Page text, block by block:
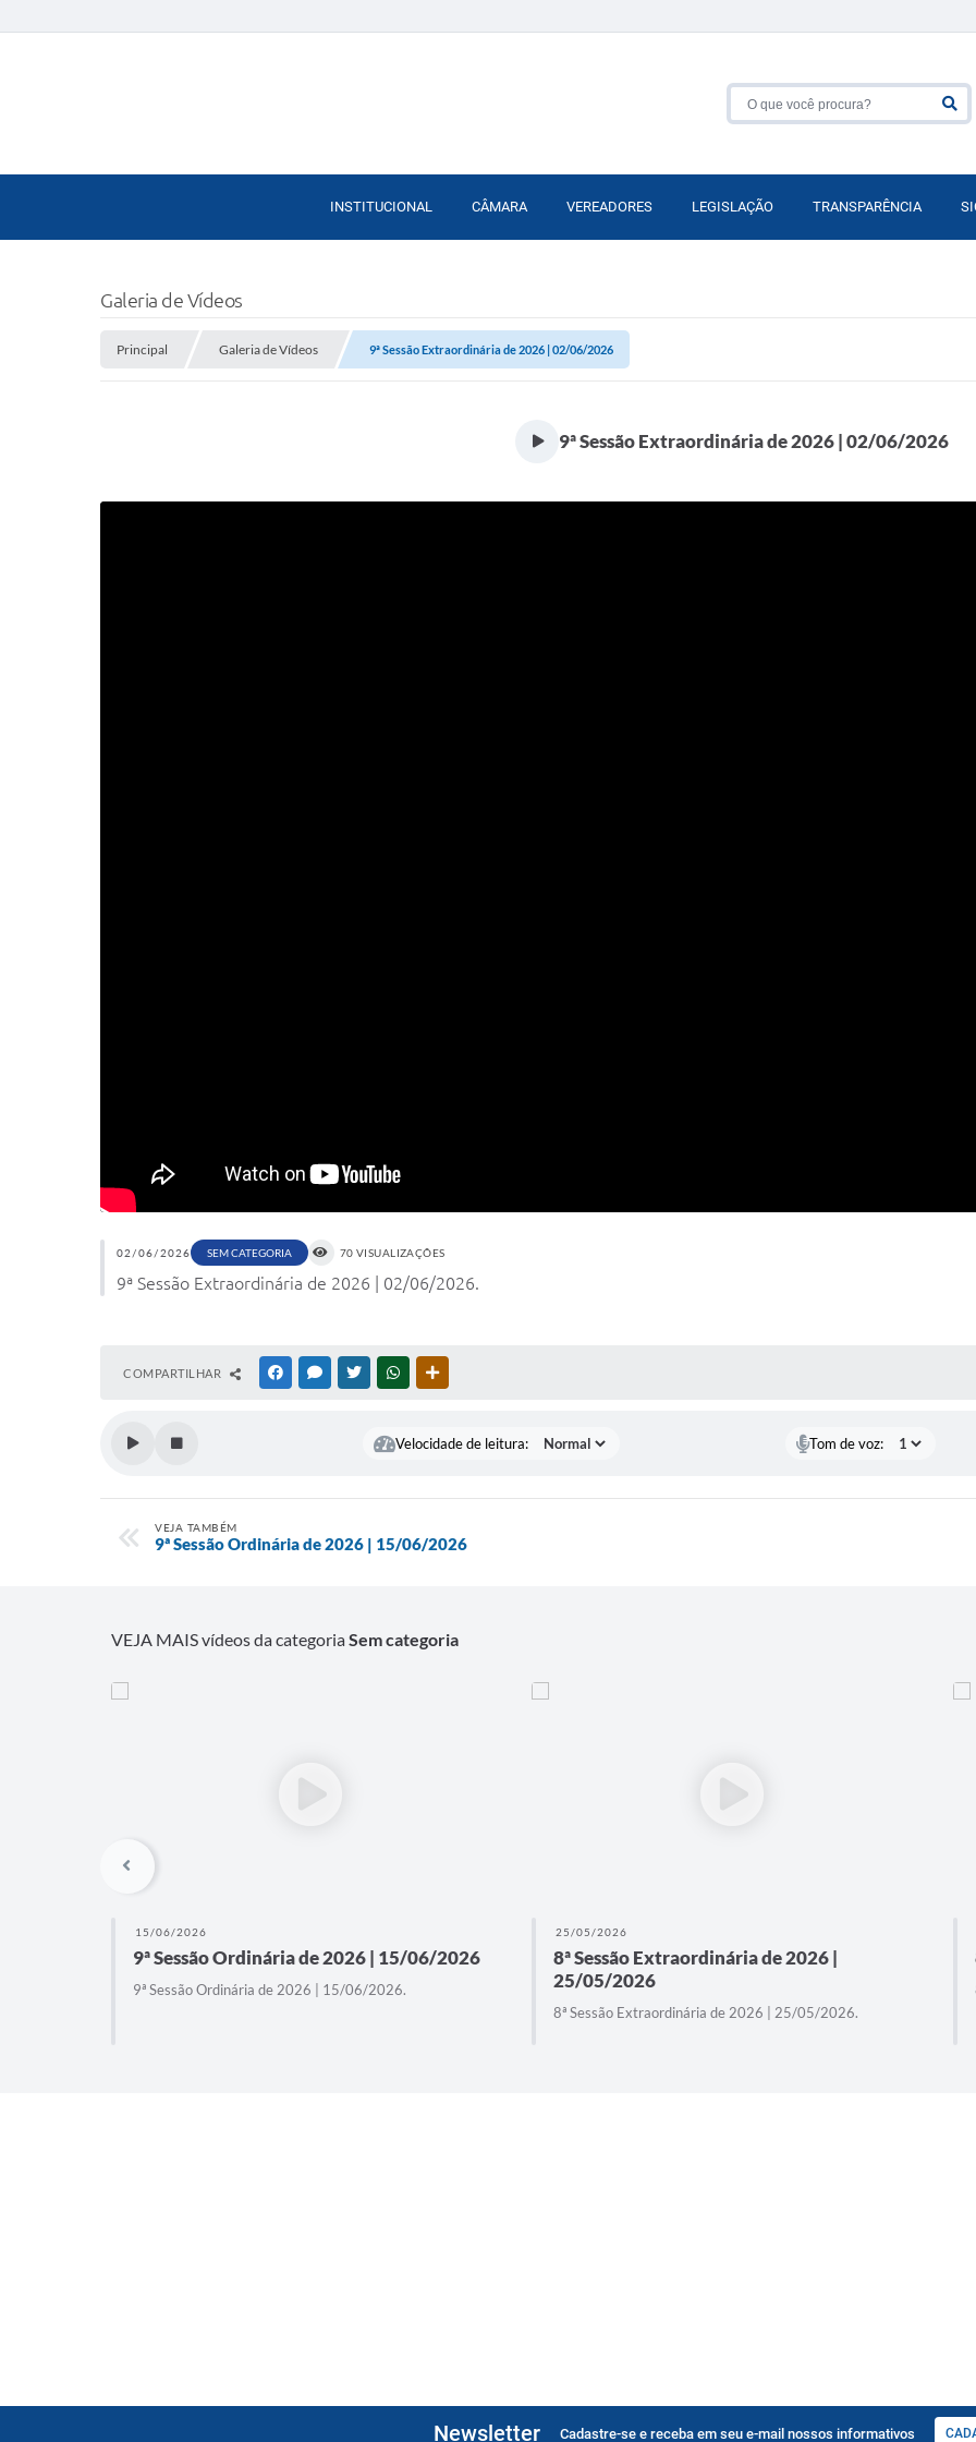
INSTITUCIONAL CÂMARA VEREADORES LEGISLAÇÃO TRANSPARÊNCIA
Galeria de Vídeos
Principal Galeria de Vídeos 9ª Sessão Extraordinária de 2026 | 02/06/2026
9ª Sessão Extraordinária de 2026 | 02/06/2026
02/06/2026 SEM CATEGORIA 70 VISUALIZAÇÕES
9ª Sessão Extraordinária de 2026 | 02/06/2026.
COMPARTILHAR FACEBOOKMESSENGER
TWITTERWHATSAPP
Velocidade de leitura: Tom de voz:
VEJA TAMBÉM
9ª Sessão Ordinária de 2026 | 15/06/2026
VEJA MAIS vídeos da categoriaSem categoria
15/06/2026
9ª Sessão Ordinária de 2026 | 15/06/2026
9ª Sessão Ordinária de 2026 | 15/06/2026.
25/05/2026
8ª Sessão Extraordinária de 2026 |
25/05/2026
8ª Sessão Extraordinária de 2026 | 25/05/2026.
Newsletter Cadastre-se e receba em seu e-mail nossos informativos